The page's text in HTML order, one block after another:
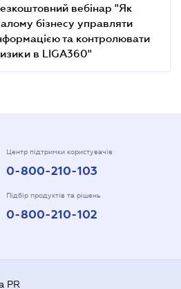
вебінар "Як
бізнесу управляти
та контролювати
в LIGA360"
Центр підтримки користувачів
0-800-210-103
Підбір продуктів та рішень
0-800-210-102
PR